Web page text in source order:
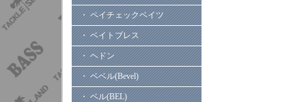
・ ペイチェックベイツ
・ ベイトブレス
・ ヘドン
・ ベベル(Bevel)
・ ベル(BEL)